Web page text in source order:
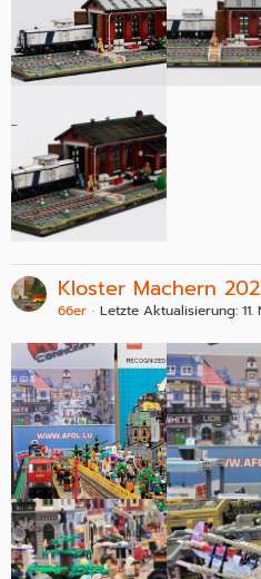
Kloster Machern
66er Letzte Aktualisierung: